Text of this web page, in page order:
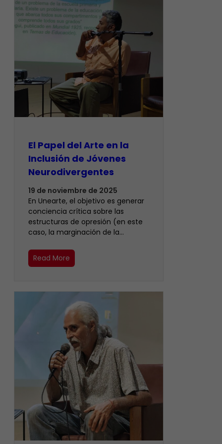
El Papel del Arte en la
Inclusión de Jóvenes
Neurodivergentes
19 de noviembre de 2025
En Unearte, el objetivo es generar
conciencia crítica sobre las
estructuras de opresión (en este
caso, la marginación de la…
Read More